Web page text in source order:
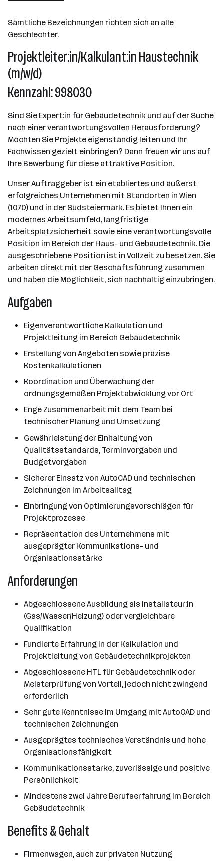
Sämtliche Bezeichnungen richten sich an alle
Geschlechter.
Projektleiter:in/Kalkulant:in Haustechnik
(m/w/d)
Kennzahl: 998030
Sind Sie Expert:in für Gebäudetechnik und auf der Suche
nach einer verantwortungsvollen Herausforderung?
Möchten Sie Projekte eigenständig leiten und Ihr
Fachwissen gezielt einbringen? Dann freuen wir uns auf
Ihre Bewerbung für diese attraktive Position.
Unser Auftraggeber ist ein etabliertes und äußerst
erfolgreiches Unternehmen mit Standorten in Wien
(1070) und in der Südsteiermark. Es bietet Ihnen ein
modernes Arbeitsumfeld, langfristige
Arbeitsplatzsicherheit sowie eine verantwortungsvolle
Position im Bereich der Haus- und Gebäudetechnik. Die
ausgeschriebene Position ist in Vollzeit zu besetzen. Sie
arbeiten direkt mit der Geschäftsführung zusammen
und haben die Möglichkeit, sich nachhaltig einzubringen.
Aufgaben
Eigenverantwortliche Kalkulation und
Projektleitung im Bereich Gebäudetechnik
Erstellung von Angeboten sowie präzise
Kostenkalkulationen
Koordination und Überwachung der
ordnungsgemäßen Projektabwicklung vor Ort
Enge Zusammenarbeit mit dem Team bei
technischer Planung und Umsetzung
Gewährleistung der Einhaltung von
Qualitätsstandards, Terminvorgaben und
Budgetvorgaben
Sicherer Einsatz von AutoCAD und technischen
Zeichnungen im Arbeitsalltag
Einbringung von Optimierungsvorschlägen für
Projektprozesse
Repräsentation des Unternehmens mit
ausgeprägter Kommunikations- und
Organisationsstärke
Anforderungen
Abgeschlossene Ausbildung als Installateur:in
(Gas/Wasser/Heizung) oder vergleichbare
Qualifikation
Fundierte Erfahrung in der Kalkulation und
Projektleitung von Gebäudetechnikprojekten
Abgeschlossene HTL für Gebäudetechnik oder
Meisterprüfung von Vorteil, jedoch nicht zwingend
erforderlich
Sehr gute Kenntnisse im Umgang mit AutoCAD und
technischen Zeichnungen
Ausgeprägtes technisches Verständnis und hohe
Organisationsfähigkeit
Kommunikationsstarke, zuverlässige und positive
Persönlichkeit
Mindestens zwei Jahre Berufserfahrung im Bereich
Gebäudetechnik
Benefits & Gehalt
Firmenwagen, auch zur privaten Nutzung